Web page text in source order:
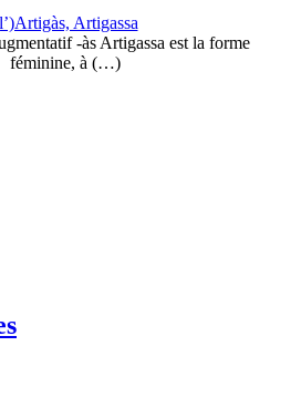
Artigassa
-às Artigassa est la forme
féminine, à (…)